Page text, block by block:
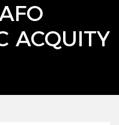
ACQUITY